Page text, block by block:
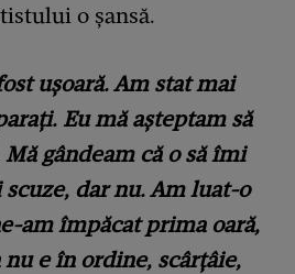
o șansă.
ușoară. Am stat mai
Eu mă așteptam să
gândeam că o să îmi
dar nu. Am luat-o
am împăcat prima oară,
e în ordine, scârțâie,